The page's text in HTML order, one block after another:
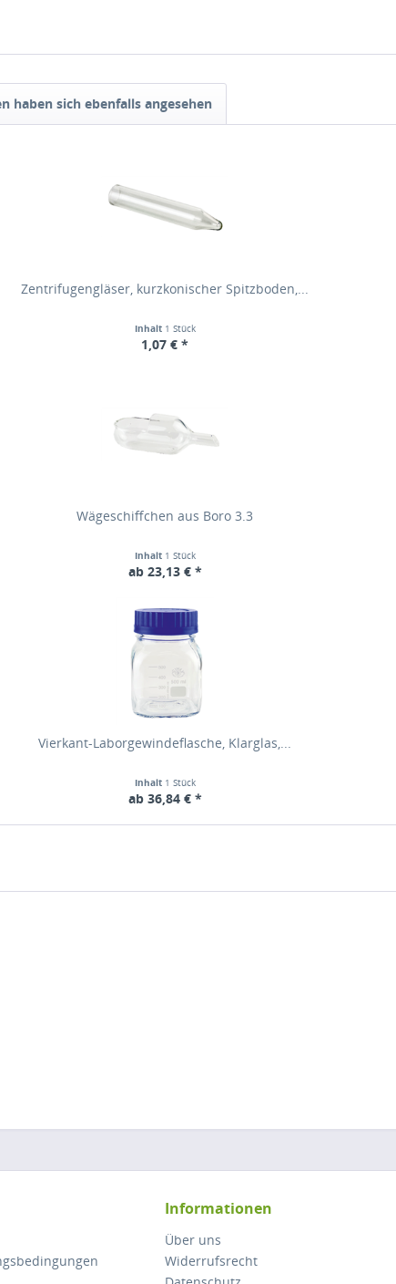
haben sich ebenfalls angesehen
Zentrifugengläser, kurzkonischer Spitzboden,...
Inhalt 1 Stück
1,07 € *
Wägeschiffchen aus Boro 3.3
Inhalt 1 Stück
ab 23,13 € *
Vierkant-Laborgewindeflasche, Klarglas,...
Inhalt 1 Stück
ab 36,84 € *
Informationen
Über uns
Widerrufsrecht